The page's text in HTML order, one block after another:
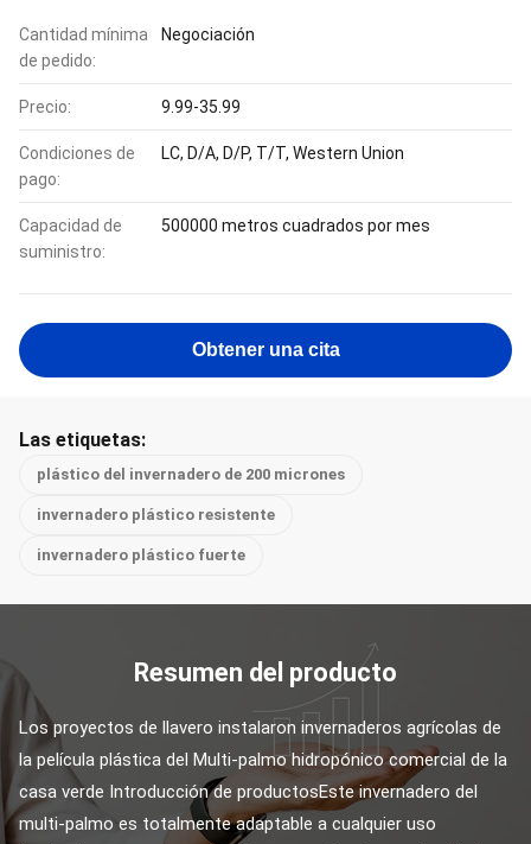
Cantidad mínima
de pedido:
Negociación
Precio: 9.99-35.99
Condiciones de
pago:
LC, D/A, D/P, T/T, Western Union
Capacidad de
suministro:
500000 metros cuadrados por mes
Obtener una cita
Las etiquetas:
plástico del invernadero de 200 micrones
invernadero plástico resistente
invernadero plástico fuerte
Resumen del producto
Los proyectos de llavero instalaron invernaderos agrícolas de
la película plástica del Multi-palmo hidropónico comercial de la
casa verde Introducción de productosEste invernadero del
multi-palmo es totalmente adaptable a cualquier uso